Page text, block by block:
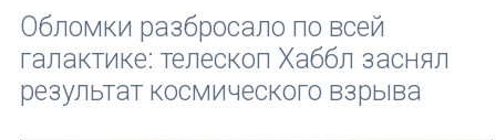
Обломки разбросало по всей
галактике: телескоп Хаббл заснял
результат космического взрыва